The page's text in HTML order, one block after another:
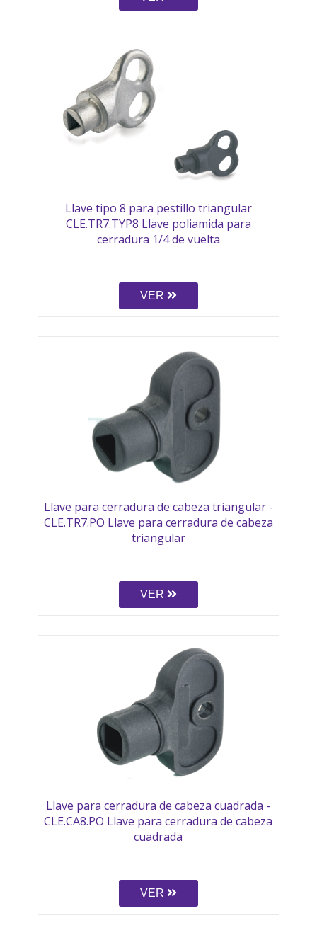
Llave tipo 8 para pestillo triangular
CLE.TR7.TYP8 Llave poliamida para
cerradura 1/4 de vuelta
VER
Llave para cerradura de cabeza triangular -
CLE.TR7.PO Llave para cerradura de cabeza
triangular
VER
Llave para cerradura de cabeza cuadrada -
CLE.CA8.PO Llave para cerradura de cabeza
cuadrada
VER